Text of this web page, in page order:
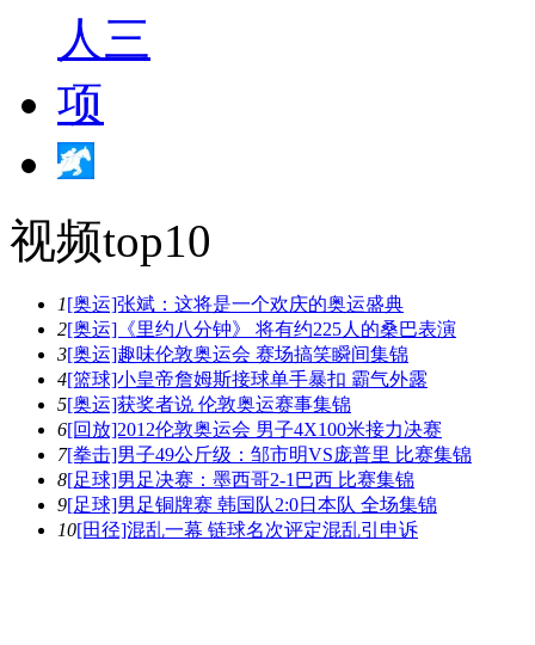
视频top10
1[奥运]张斌：这将是一个欢庆的奥运盛典
2[奥运]《里约八分钟》 将有约225人的桑巴表演
3[奥运]趣味伦敦奥运会 赛场搞笑瞬间集锦
4[篮球]小皇帝詹姆斯接球单手暴扣 霸气外露
5[奥运]获奖者说 伦敦奥运赛事集锦
6[回放]2012伦敦奥运会 男子4X100米接力决赛
7[拳击]男子49公斤级：邹市明VS庞普里 比赛集锦
8[足球]男足决赛：墨西哥2-1巴西 比赛集锦
9[足球]男足铜牌赛 韩国队2:0日本队 全场集锦
10[田径]混乱一幕 链球名次评定混乱引申诉